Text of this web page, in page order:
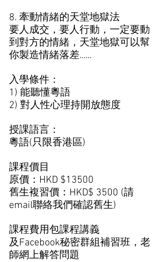
8. 牽動情緒的天堂地獄法
要人成交，要人行動，一定要動
到對方的情緒，天堂地獄可以幫
你製造情緒落差......
入學條件：
1) 能聽懂粵語
2) 對人性心理持開放態度
授課語言：
粵語(只限香港區)
課程價目
原價：HKD $13500
舊生複習價：HKD$ 3500 (請
email聯絡我們確認舊生)
課程費用包課程講義
及Facebook秘密群組補習班，老
師網上解答問題